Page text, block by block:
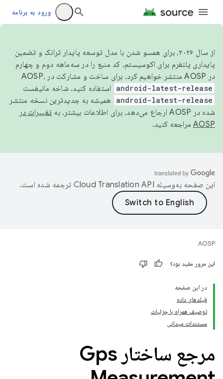
ورود به برنامه
از سال ۲۰۲۶، برای همسو شدن با مدل توسعه پایدار ترانک و تضمین
پایداری پلتفرم برای اکوسیستم، کد منبع را در سه‌ماهه دوم و چهارم
در AOSP منتشر خواهیم کرد. برای ساخت و مشارکت در AOSP،
android-latest-release استفاده کنید. شاخه مانیفست
android-latest-release
همیشه به جدیدترین نسخه منتشر
شده در AOSP ارجاع می‌دهد. برای اطلاعات بیشتر، به
تغییرات در
AOSP مراجعه کنید.
این صفحه به‌وسیله ترجمه شده است.
AOSP
این مرور مفید بود؟
در این صفحه
فیلدهای داده
توصیف همراه با جزئیات
مستندات میدانی
مرجع ساختار Gps